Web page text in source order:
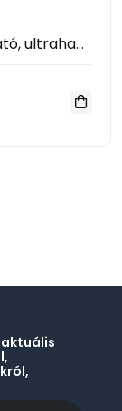
Fa hatású aromaterápiás párologtató, ultrahangos párásító és illatosító 400ml